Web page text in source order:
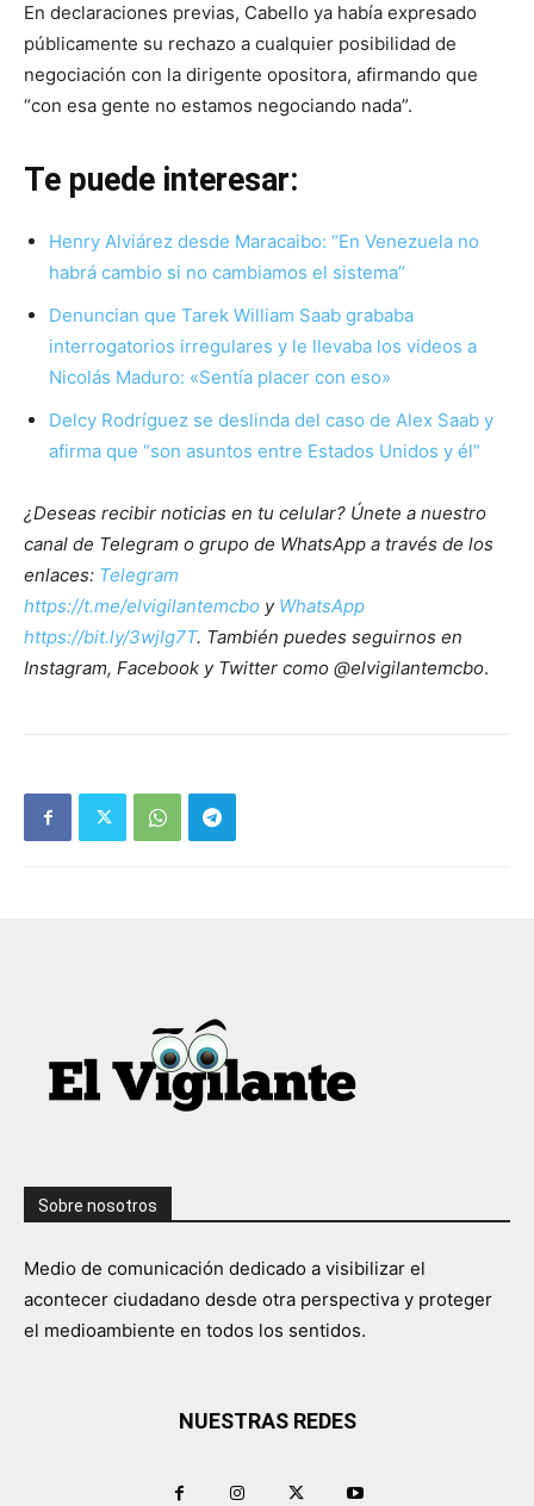
En declaraciones previas, Cabello ya había expresado
públicamente su rechazo a cualquier posibilidad de
negociación con la dirigente opositora, afirmando que
“con esa gente no estamos negociando nada”.
Te puede interesar:
Henry Alviárez desde Maracaibo: “En Venezuela no
habrá cambio si no cambiamos el sistema”
Denuncian que Tarek William Saab grababa
interrogatorios irregulares y le llevaba los videos a
Nicolás Maduro: «Sentía placer con eso»
Delcy Rodríguez se deslinda del caso de Alex Saab y
afirma que “son asuntos entre Estados Unidos y él”
¿Deseas recibir noticias en tu celular? Únete a nuestro
canal de Telegram o grupo de WhatsApp a través de los
enlaces: Telegram
https://t.me/elvigilantemcbo y WhatsApp
https://bit.ly/3wjIg7T. También puedes seguirnos en
Instagram, Facebook y Twitter como @elvigilantemcbo.
Sobre nosotros
Medio de comunicación dedicado a visibilizar el
acontecer ciudadano desde otra perspectiva y proteger
el medioambiente en todos los sentidos.
NUESTRAS REDES